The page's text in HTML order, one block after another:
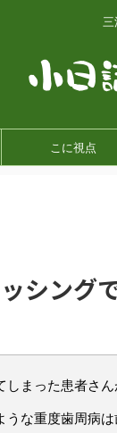
こに視点
シング
まった患者さん
な重度歯周病